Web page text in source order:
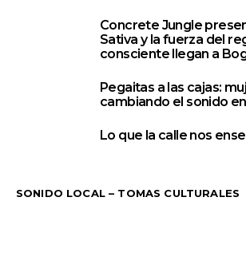
Concrete Jungle
Sativa y la fuerza del
consciente llegan a
Pegaitas a las cajas:
cambiando el sonido
Lo que la calle nos
SONIDO LOCAL – TOMAS CULTURALES